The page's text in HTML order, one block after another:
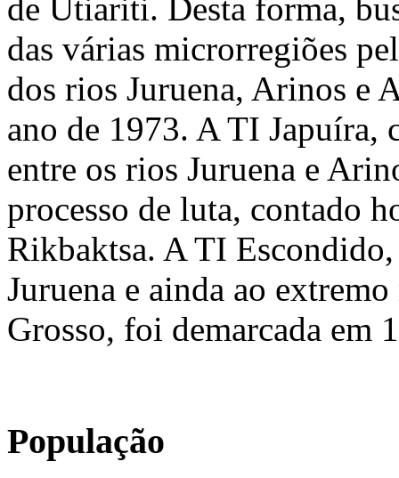
de Utiariti. Desta forma,
das várias microrregiões
dos rios Juruena, Arinos e
ano de 1973. A TI Japuíra,
entre os rios Juruena e
processo de luta, contado
Rikbaktsa. A TI
Juruena e ainda ao
Grosso, foi demarcada em
População